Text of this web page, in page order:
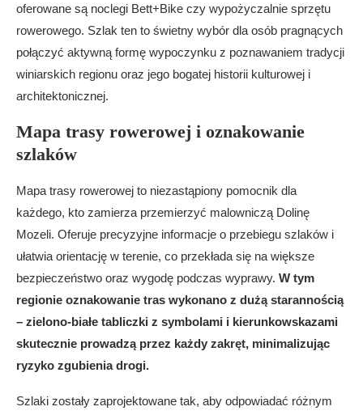
oferowane są noclegi Bett+Bike czy wypożyczalnie sprzętu
rowerowego. Szlak ten to świetny wybór dla osób pragnących
połączyć aktywną formę wypoczynku z poznawaniem tradycji
winiarskich regionu oraz jego bogatej historii kulturowej i
architektonicznej.
Mapa trasy rowerowej i oznakowanie
szlaków
Mapa trasy rowerowej to niezastąpiony pomocnik dla
każdego, kto zamierza przemierzyć malowniczą Dolinę
Mozeli. Oferuje precyzyjne informacje o przebiegu szlaków i
ułatwia orientację w terenie, co przekłada się na większe
bezpieczeństwo oraz wygodę podczas wyprawy. W tym
regionie oznakowanie tras wykonano z dużą starannością
– zielono-białe tabliczki z symbolami i kierunkowskazami
skutecznie prowadzą przez każdy zakręt, minimalizując
ryzyko zgubienia drogi.
Szlaki zostały zaprojektowane tak, aby odpowiadać różnym